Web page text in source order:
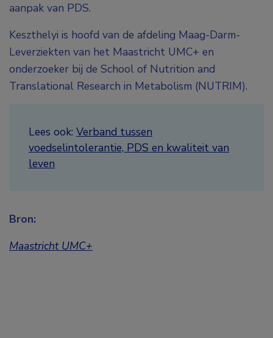
aanpak van PDS.
Keszthelyi is hoofd van de afdeling Maag-Darm-
Leverziekten van het Maastricht UMC+ en
onderzoeker bij de School of Nutrition and
Translational Research in Metabolism (NUTRIM).
Lees ook: Verband tussen
voedselintolerantie, PDS en kwaliteit van
leven
Bron:
Maastricht UMC+